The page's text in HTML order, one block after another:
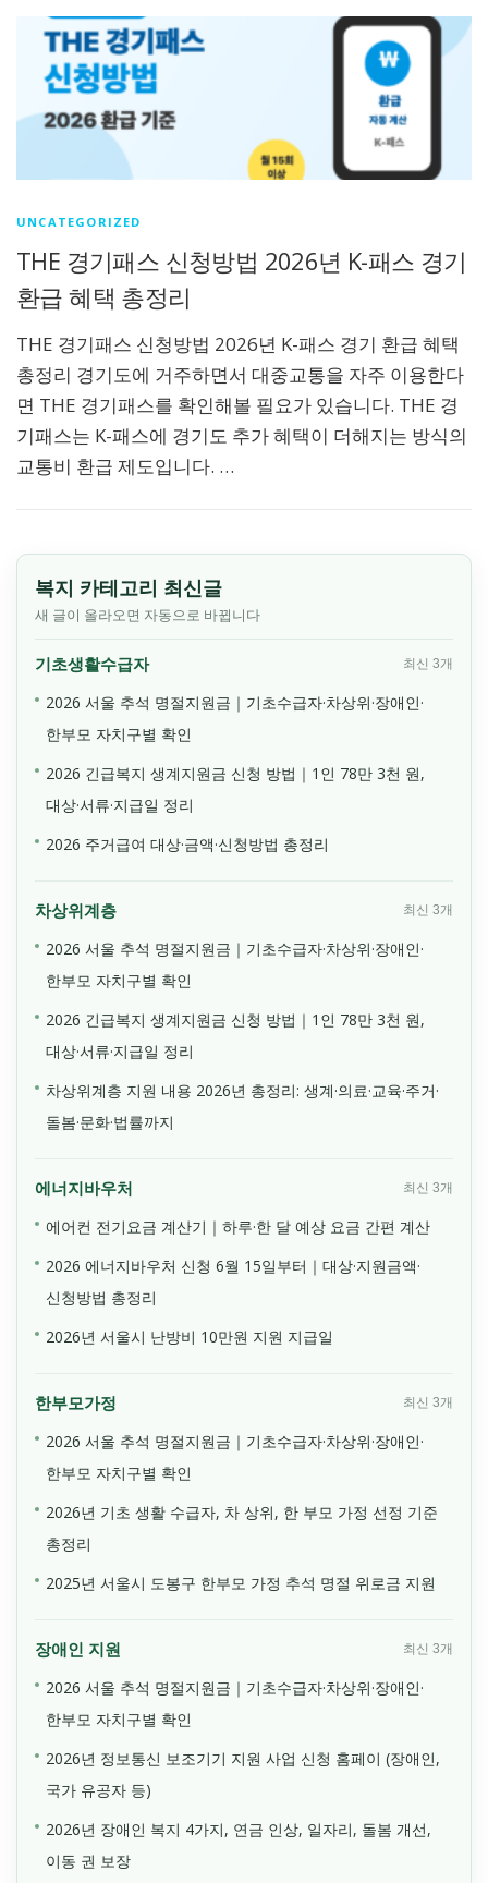
UNCATEGORIZED
THE 경기패스 신청방법 2026년 K-패스 경기
환급 혜택 총정리
THE 경기패스 신청방법 2026년 K-패스 경기 환급 혜택
총정리 경기도에 거주하면서 대중교통을 자주 이용한다
면 THE 경기패스를 확인해볼 필요가 있습니다. THE 경
기패스는 K-패스에 경기도 추가 혜택이 더해지는 방식의
교통비 환급 제도입니다. …
복지 카테고리 최신글
새 글이 올라오면 자동으로 바뀝니다
기초생활수급자 최신 3개
2026 서울 추석 명절지원금｜기초수급자·차상위·장애인·
한부모 자치구별 확인
2026 긴급복지 생계지원금 신청 방법｜1인 78만 3천 원,
대상·서류·지급일 정리
2026 주거급여 대상·금액·신청방법 총정리
차상위계층 최신 3개
2026 서울 추석 명절지원금｜기초수급자·차상위·장애인·
한부모 자치구별 확인
2026 긴급복지 생계지원금 신청 방법｜1인 78만 3천 원,
대상·서류·지급일 정리
차상위계층 지원 내용 2026년 총정리: 생계·의료·교육·주거·
돌봄·문화·법률까지
에너지바우처 최신 3개
에어컨 전기요금 계산기｜하루·한 달 예상 요금 간편 계산
2026 에너지바우처 신청 6월 15일부터｜대상·지원금액·
신청방법 총정리
2026년 서울시 난방비 10만원 지원 지급일
한부모가정 최신 3개
2026 서울 추석 명절지원금｜기초수급자·차상위·장애인·
한부모 자치구별 확인
2026년 기초 생활 수급자, 차 상위, 한 부모 가정 선정 기준
총정리
2025년 서울시 도봉구 한부모 가정 추석 명절 위로금 지원
장애인 지원 최신 3개
2026 서울 추석 명절지원금｜기초수급자·차상위·장애인·
한부모 자치구별 확인
2026년 정보통신 보조기기 지원 사업 신청 홈페이 (장애인,
국가 유공자 등)
2026년 장애인 복지 4가지, 연금 인상, 일자리, 돌봄 개선,
이동 권 보장